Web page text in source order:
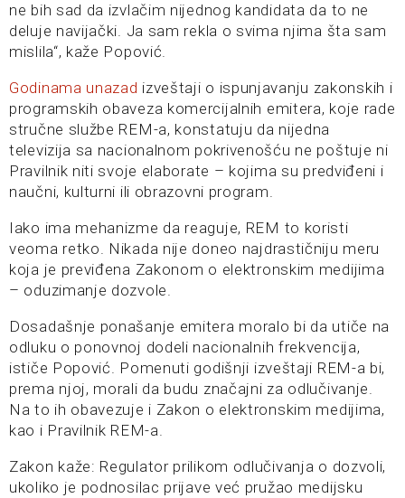
ne bih sad da izvlačim nijednog kandidata da to ne
deluje navijački. Ja sam rekla o svima njima šta sam
mislila“, kaže Popović.
Godinama unazad izveštaji o ispunjavanju zakonskih i
programskih obaveza komercijalnih emitera, koje rade
stručne službe REM-a, konstatuju da nijedna
televizija sa nacionalnom pokrivenošću ne poštuje ni
Pravilnik niti svoje elaborate – kojima su predviđeni i
naučni, kulturni ili obrazovni program.
Iako ima mehanizme da reaguje, REM to koristi
veoma retko. Nikada nije doneo najdrastičniju meru
koja je previđena Zakonom o elektronskim medijima
– oduzimanje dozvole.
Dosadašnje ponašanje emitera moralo bi da utiče na
odluku o ponovnoj dodeli nacionalnih frekvencija,
ističe Popović. Pomenuti godišnji izveštaji REM-a bi,
prema njoj, morali da budu značajni za odlučivanje.
Na to ih obavezuje i Zakon o elektronskim medijima,
kao i Pravilnik REM-a.
Zakon kaže: Regulator prilikom odlučivanja o dozvoli,
ukoliko je podnosilac prijave već pružao medijsku